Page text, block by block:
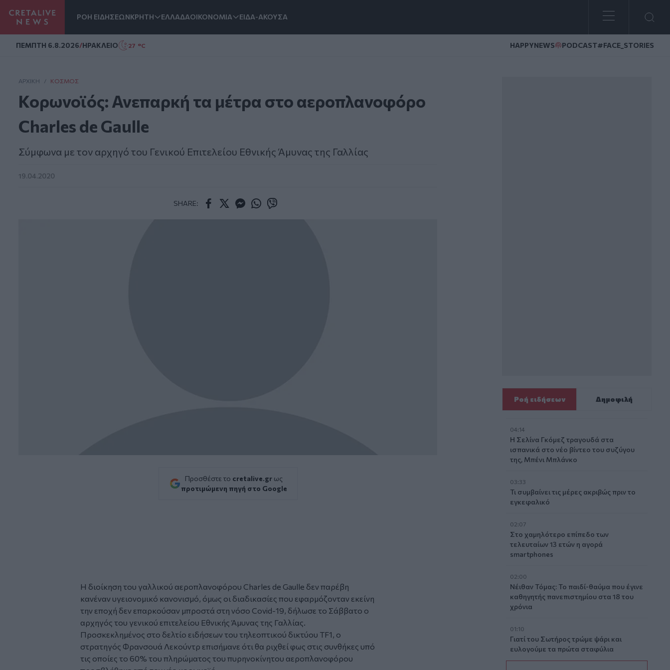
ΡΟΗ ΕΙΔΗΣΕΩΝΚΡΗΤΗ ΕΛΛΑΔΑΟΙΚΟΝΟΜΙΑ ΕΙΔΑ-ΑΚΟΥΣΑ
ΠΕΜΠΤΗ 6.8.2026/ΗΡΑΚΛΕΙΟ 27 °C HAPPYNEWS PODCAST#FACE_STORIES
ΑΡΧΙΚΗ / ΚΌΣΜΟΣ
Κορωνοϊός: Ανεπαρκή τα μέτρα στο αεροπλανοφόρο
Charles de Gaulle
Σύμφωνα με τον αρχηγό του Γενικού Επιτελείου Εθνικής Άμυνας της Γαλλίας
19.04.2020
SHARE:
Προσθέστε το cretalive.gr ως
προτιμώμενη πηγή στο Google
Η διοίκηση του γαλλικού αεροπλανοφόρου Charles de Gaulle δεν παρέβη
κανέναν υγειονομικό κανονισμό, όμως οι διαδικασίες που εφαρμόζονταν εκείνη
την εποχή δεν επαρκούσαν μπροστά στη νόσο Covid-19, δήλωσε το Σάββατο ο
αρχηγός του γενικού επιτελείου Εθνικής Άμυνας της Γαλλίας.
Προσκεκλημένος στο δελτίο ειδήσεων του τηλεοπτικού δικτύου TF1, ο
στρατηγός Φρανσουά Λεκούντρ επισήμανε ότι θα ριχθεί φως στις συνθήκες υπό
τις οποίες το 60% του πληρώματος του πυρηνοκίνητου αεροπλανοφόρου
Ροή ειδήσεων Δημοφιλή
04:14
Η Σελίνα Γκόμεζ τραγουδά στα
ισπανικά στο νέο βίντεο του συζύγου
της, Μπένι Μπλάνκο
03:33
Τι συμβαίνει τις μέρες ακριβώς πριν το
εγκεφαλικό
02:07
Στο χαμηλότερο επίπεδο των
τελευταίων 13 ετών η αγορά
smartphones
02:00
Νέιθαν Τόμας: Το παιδί-θαύμα που έγινε
καθηγητής πανεπιστημίου στα 18 του
χρόνια
01:10
Γιατί του Σωτήρος τρώμε ψάρι και
ευλογούμε τα πρώτα σταφύλια